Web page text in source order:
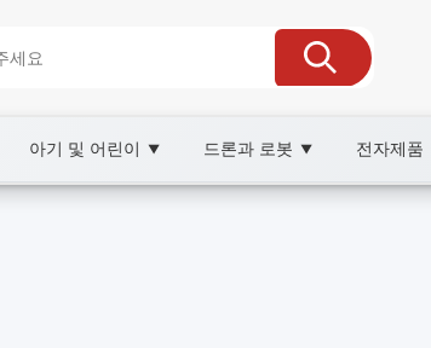
아기 및 어린이 ▼ 드론과 로봇 ▼ 전자제품
콘텐츠.